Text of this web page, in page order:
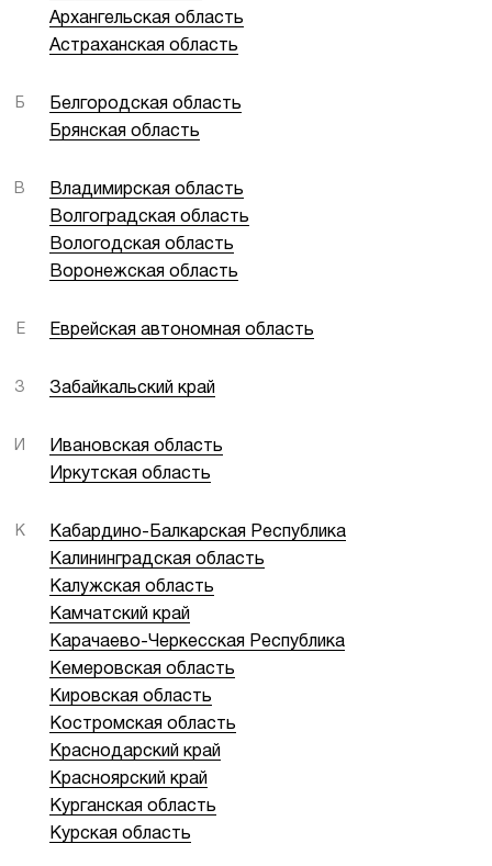
Архангельская область
Астраханская область
Б
Белгородская область
Брянская область
В
Владимирская область
Волгоградская область
Вологодская область
Воронежская область
Е Еврейская автономная область
З Забайкальский край
И
Ивановская область
Иркутская область
К
Кабардино-Балкарская Республика
Калининградская область
Калужская область
Камчатский край
Карачаево-Черкесская Республика
Кемеровская область
Кировская область
Костромская область
Краснодарский край
Красноярский край
Курганская область
Курская область